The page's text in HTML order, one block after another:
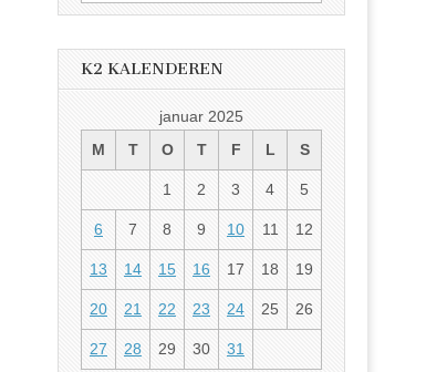
K2 KALENDEREN
januar 2025
M
T O T F L S
1 2 3 4 5
6 7 8 9 10 11 12
13 14 15 16 17 18 19
20 21 22 23 24 25 26
27 28 29 30
31